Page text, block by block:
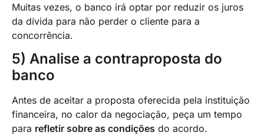
Muitas vezes, o banco irá optar por reduzir os juros
da dívida para não perder o cliente para a
concorrência.
5) Analise a contraproposta do
banco
Antes de aceitar a proposta oferecida pela instituição
financeira, no calor da negociação, peça um tempo
para refletir sobre as condições do acordo.